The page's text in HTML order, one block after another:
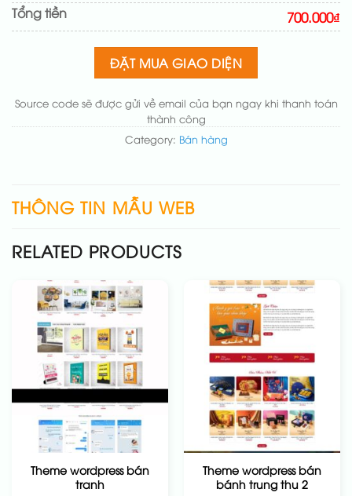
Sửa danh mục và sắp xếp lại đề mục menu cho
chuẩn(+200.000₫)
Thay đổi bố cục trang chủ (đơn giản)
Thêm các nút liên hệ nhanh(+50.000₫)
Tổng tiền 700.000₫
ĐẶT MUA GIAO DIỆN
Source code sẽ được gửi về email của bạn ngay khi thanh toán
thành công
Category: Bán hàng
THÔNG TIN MẪU WEB
RELATED PRODUCTS
Theme wordpress bán
tranh
Theme wordpress bán
bánh trung thu 2